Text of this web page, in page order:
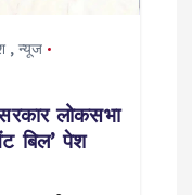
,न्यूज
लोकसभा
बिल’ पेश